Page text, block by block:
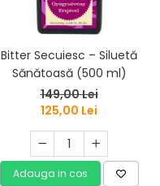
Bitter Secuiesc – Siluetă
Sănătoasă (500 ml)
149,00 Lei
125,00 Lei
Adauga in cos